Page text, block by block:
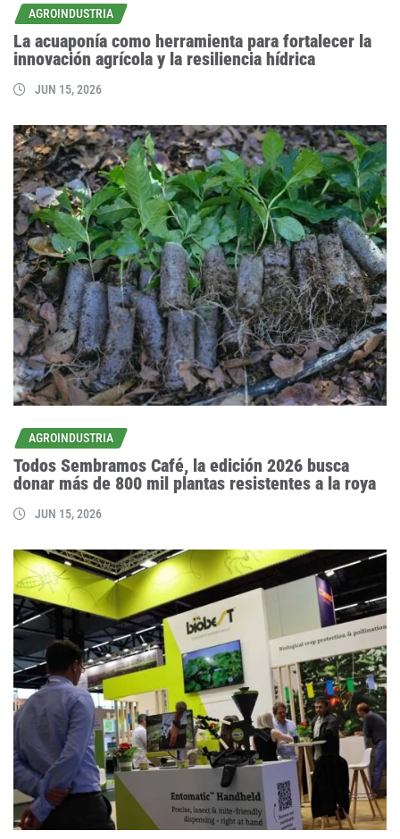
AGROINDUSTRIA
La acuaponía como herramienta para fortalecer la
innovación agrícola y la resiliencia hídrica
JUN 15, 2026
AGROINDUSTRIA
Todos Sembramos Café, la edición 2026 busca
donar más de 800 mil plantas resistentes a la roya
JUN 15, 2026